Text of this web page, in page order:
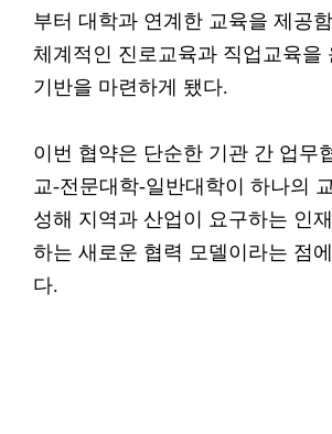
부터 대학과 연계한 교육을 제공
체계적인 진로교육과 직업교육을
기반을 마련하게 됐다.
이번 협약은 단순한 기관 간 업무
교-전문대학-일반대학이 하나의
성해 지역과 산업이 요구하는 인
하는 새로운 협력 모델이라는 점
다.